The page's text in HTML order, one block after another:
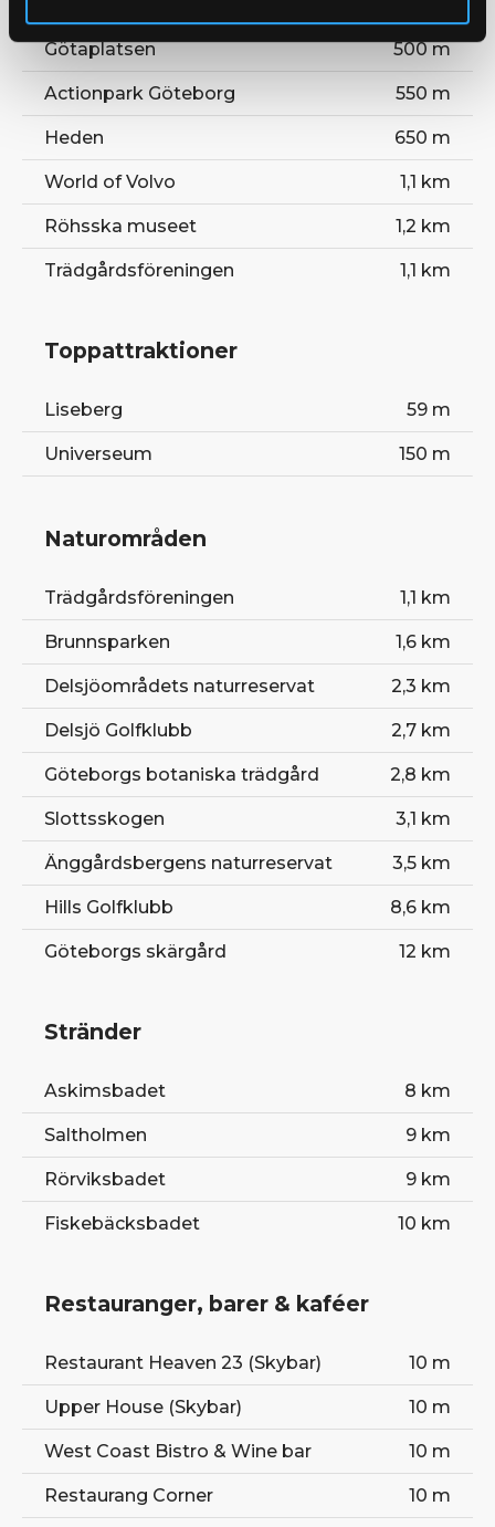
Göteborgs konstmuseum
Götaplatsen 500 m
Actionpark Göteborg 550 m
Heden 650 m
World of Volvo 1,1 km
Röhsska museet 1,2 km
Trädgårdsföreningen 1,1 km
Toppattraktioner
Liseberg 59 m
Universeum 150 m
Nya Ullevi stadion
Gamla Ullevi stadion 1,0 km
Paddan-turen 1,2 km
Feskekörka 1,8 km
Göteborgs botaniska trädgård 2,8 km
Slottsskogen 3,1 km
Naturområden
Trädgårdsföreningen 1,1 km
Brunnsparken 1,6 km
Delsjöområdets naturreservat 2,3 km
Delsjö Golfklubb 2,7 km
Göteborgs botaniska trädgård 2,8 km
Slottsskogen 3,1 km
Änggårdsbergens naturreservat 3,5 km
Hills Golfklubb 8,6 km
Göteborgs skärgård 12 km
Stränder
Askimsbadet 8 km
Saltholmen 9 km
Rörviksbadet 9 km
Fiskebäcksbadet 10 km
Restauranger, barer & kaféer
Restaurant Heaven 23 (Skybar) 10 m
Upper House (Skybar) 10 m
West Coast Bistro & Wine bar 10 m
Restaurang Corner 10 m